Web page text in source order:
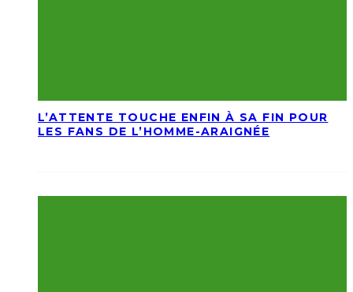
L’ATTENTE TOUCHE ENFIN À SA FIN POUR
LES FANS DE L’HOMME-ARAIGNÉE